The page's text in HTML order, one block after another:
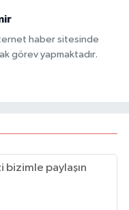
haber sitesinde
görev yapmaktadır.